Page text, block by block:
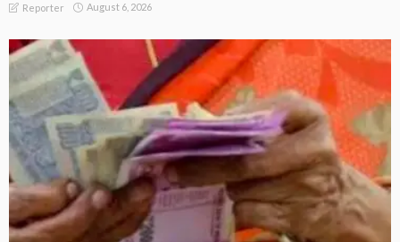
Reporter August 6, 2026